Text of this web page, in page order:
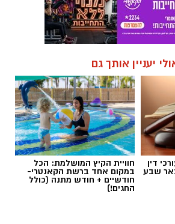
יעניין אותך גם
דין
שבע
חוויית הקיץ המושלמת: הכל
במקום אחד ברשת הקאנטרי-
חודשיים + חודש מתנה (כולל
החגים!)